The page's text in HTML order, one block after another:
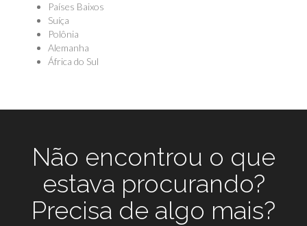
Países Baixos
Suíça
Polônia
Alemanha
África do Sul
Não encontrou o que
estava procurando?
Precisa de algo mais?